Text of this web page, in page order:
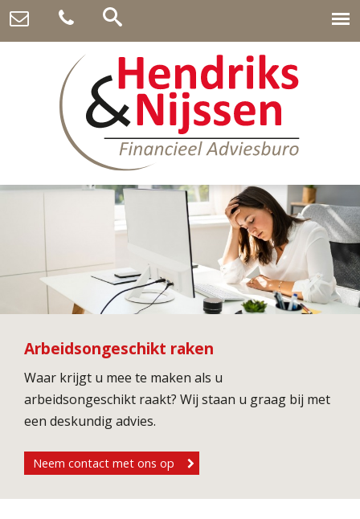
Arbeidsongeschikt raken
Waar krijgt u mee te maken als u
arbeidsongeschikt raakt? Wij staan u graag bij met
een deskundig advies.
Neem contact met ons op